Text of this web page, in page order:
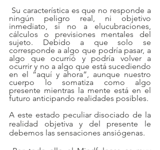
ningún peligro real, ni objetivo
inmediato, si no a elucubraciones,
cálculos o previsiones mentales del
sujeto. Debido a que solo se
corresponde a algo que podría pasar, a
algo que ocurrió y podría volver a
ocurrir y no a algo que está sucediendo
en el “aquí y ahora”, aunque nuestro
cuerpo lo somatiza como algo
presente mientras la mente está en el
futuro anticipando realidades posibles.
A este estado peculiar disociado de la
realidad objetiva y del presente le
debemos las sensaciones ansiógenas.